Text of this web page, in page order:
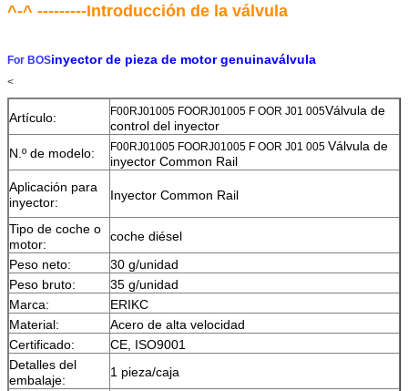
^-^ ---------Introducción de la válvula
For BOSinyector de pieza de motor genuinaválvula
<
Artículo: F00RJ01005 FOORJ01005 F OOR J01 005Válvula de
control del inyector
N.º de modelo:
F00RJ01005 FOORJ01005 F OOR J01 005 Válvula de
inyector Common Rail
Aplicación para
inyector:
Inyector Common Rail
Tipo de coche o
motor:
coche diésel
Peso neto:
30 g/unidad
Peso bruto:
35 g/unidad
Marca:
ERIKC
Material:
Acero de alta velocidad
Certificado:
CE, ISO9001
Detalles del
embalaje:
1 pieza/caja